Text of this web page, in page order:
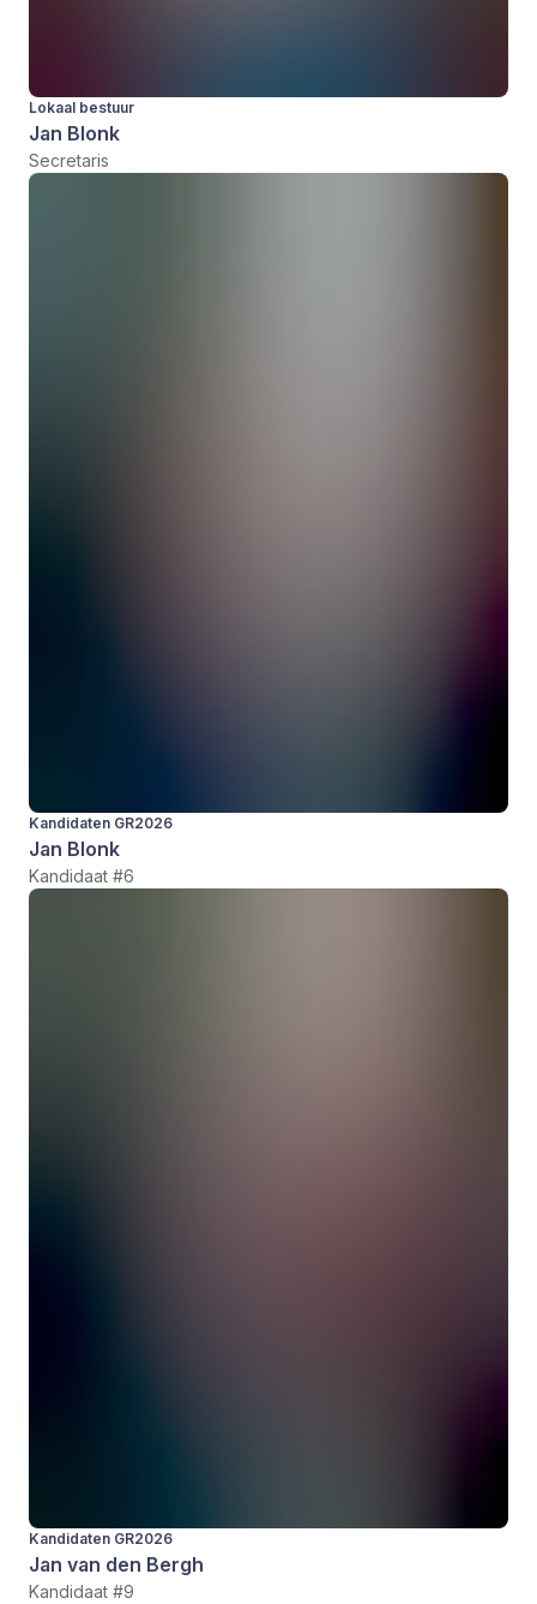
Lokaal bestuur
Jan Blonk
Secretaris
Kandidaten GR2026
Jan Blonk
Kandidaat #6
Kandidaten GR2026
Jan van den Bergh
Kandidaat #9